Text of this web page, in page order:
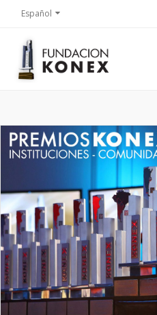
Español